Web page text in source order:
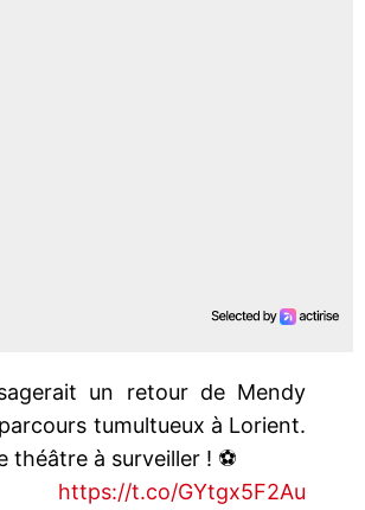
un retour de Mendy
tumultueux à Lorient.
théâtre à surveiller ! ⚽
https://t.co/GYtgx5F2Au